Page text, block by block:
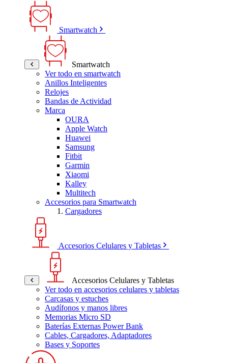
Smartwatch
Smartwatch
Ver todo en smartwatch
Anillos Inteligentes
Relojes
Bandas de Actividad
Marca
OURA
Apple Watch
Huawei
Samsung
Fitbit
Garmin
Xiaomi
Kalley
Multitech
Accesorios para Smartwatch
Cargadores
Accesorios Celulares y Tabletas
Accesorios Celulares y Tabletas
Ver todo en accesorios celulares y tabletas
Carcasas y estuches
Audífonos y manos libres
Memorias Micro SD
Baterías Externas Power Bank
Cables, Cargadores, Adaptadores
Bases y Soportes